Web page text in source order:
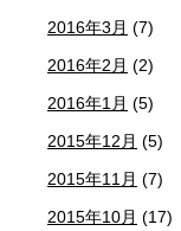
2016年3月 (7)
2016年2月 (2)
2016年1月 (5)
2015年12月 (5)
2015年11月 (7)
2015年10月 (17)